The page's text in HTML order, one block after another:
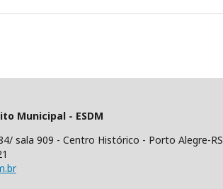
Municipal - ESDM
sala 909 - Centro Histórico - Porto Alegre-RS